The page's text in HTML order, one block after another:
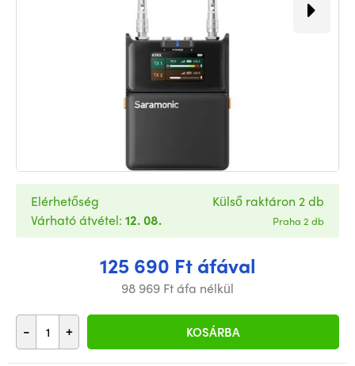
125 690 Ft áfával
98 969 Ft áfa nélkül
- + KOSÁRBA
Elérhetőség
Várható átvétel: 12. 08.
Külső raktáron 2 db
Praha 2 db